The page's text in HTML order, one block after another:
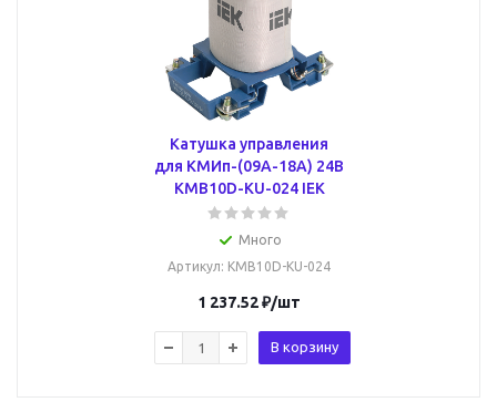
Катушка управления
для КМИп-(09А-18А) 24В
KMB10D-KU-024 IEK
Много
Артикул: KMB10D-KU-024
1 237.52₽/шт
В корзину